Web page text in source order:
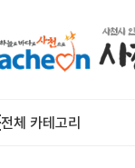
전체 카테고리